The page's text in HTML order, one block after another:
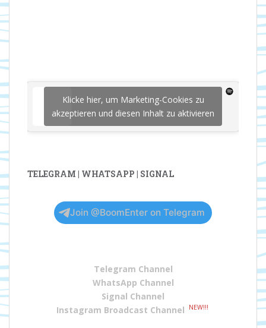
Klicke hier, um Marketing-Cookies zu
akzeptieren und diesen Inhalt zu aktivieren
TELEGRAM | WHATSAPP | SIGNAL
Join @BoomEnter on Telegram
Telegram Channel
WhatsApp Channel
Signal Channel
Instagram Broadcast Channel
NEW!!!